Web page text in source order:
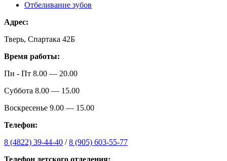
Отбеливание зубов
Адрес:
Тверь, Спартака 42Б
Время работы:
Пн - Пт 8.00 — 20.00
Суббота 8.00 — 15.00
Воскресенье 9.00 — 15.00
Телефон:
8 (4822) 39-44-40 /8 (905) 603-55-77